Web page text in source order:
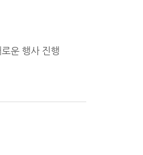
운 행사 진행